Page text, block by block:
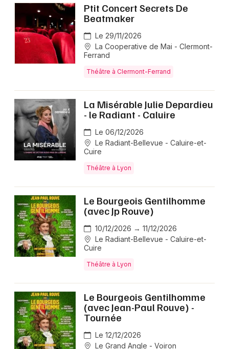
Ptit Concert Secrets De
Beatmaker
Le 29/11/2026
La Cooperative de Mai - Clermont-
Ferrand
Théâtre à Clermont-Ferrand
La Misérable Julie Depardieu
- le Radiant - Caluire
Le 06/12/2026
Le Radiant-Bellevue - Caluire-et-
Cuire
Théâtre à Lyon
Le Bourgeois Gentilhomme
(avec Jp Rouve)
10/12/2026 → 11/12/2026
Le Radiant-Bellevue - Caluire-et-
Cuire
Théâtre à Lyon
Le Bourgeois Gentilhomme
(avec Jean-Paul Rouve) -
Tournée
Le 12/12/2026
Le Grand Angle - Voiron